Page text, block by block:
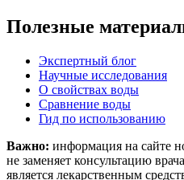
Полезные
Экспертный блог
Научные исследования
О свойствах воды
Сравнение воды
Гид по использованию
Важно: информация на сайте
не заменяет консультацию
является лекарственным